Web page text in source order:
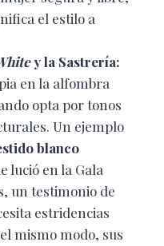
el estilo a
y la Sastrería:
en la alfombra
opta por tonos
Un ejemplo
blanco
lució en la Gala
un testimonio de
estridencias
mismo modo, sus